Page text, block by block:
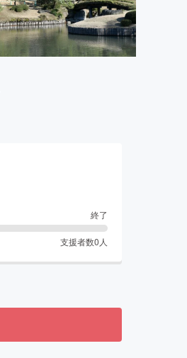
終了
支援者数0人